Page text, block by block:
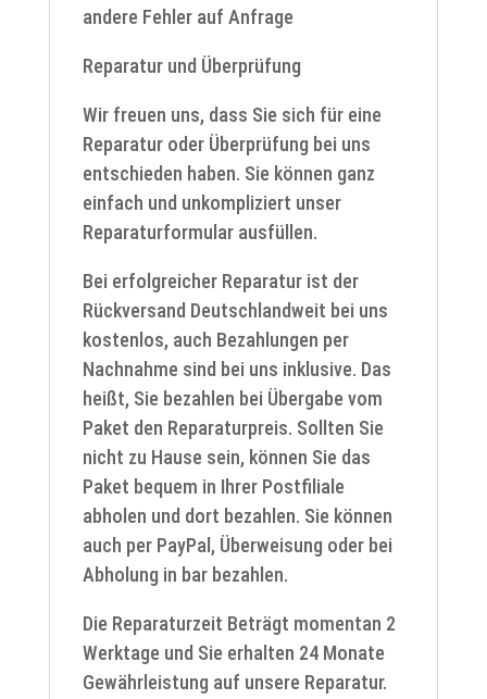
andere Fehler auf Anfrage
Reparatur und Überprüfung
Wir freuen uns, dass Sie sich für eine
Reparatur oder Überprüfung bei uns
entschieden haben. Sie können ganz
einfach und unkompliziert unser
Reparaturformular ausfüllen.
Bei erfolgreicher Reparatur ist der
Rückversand Deutschlandweit bei uns
kostenlos, auch Bezahlungen per
Nachnahme sind bei uns inklusive. Das
heißt, Sie bezahlen bei Übergabe vom
Paket den Reparaturpreis. Sollten Sie
nicht zu Hause sein, können Sie das
Paket bequem in Ihrer Postfiliale
abholen und dort bezahlen. Sie können
auch per PayPal, Überweisung oder bei
Abholung in bar bezahlen.
Die Reparaturzeit Beträgt momentan 2
Werktage und Sie erhalten 24 Monate
Gewährleistung auf unsere Reparatur.